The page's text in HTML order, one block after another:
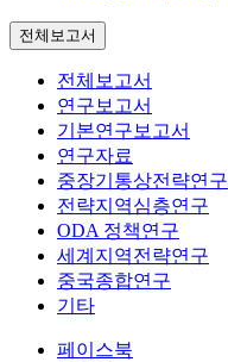
전체보고서
전체보고서
연구보고서
기본연구보고서
연구자료
중장기통상전략연구
전략지역심층연구
ODA 정책연구
세계지역전략연구
중국종합연구
기타
페이스북